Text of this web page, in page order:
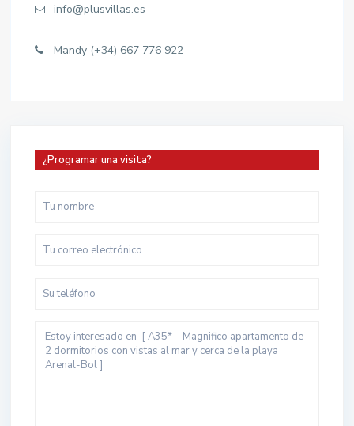
info@plusvillas.es
Mandy (+34) 667 776 922
¿Programar una visita?